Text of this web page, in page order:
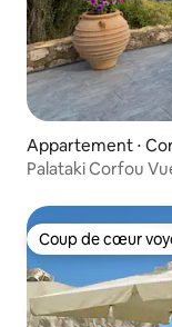
Appartement ⋅
Palataki Corfou
Coup de cœur
Coup de cœur